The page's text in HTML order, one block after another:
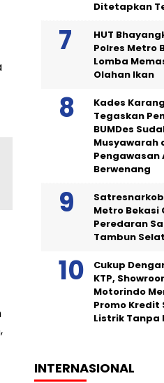
Ditetapkan
HUT
Polres Metro
Lomba
Olahan Ikan
Kades
Tegaskan
BUMDes
Musyawarah
Pengawasan
Berwenang
Metro Bekasi
Peredaran
Tambun
Cukup
KTP,
Motorindo
Promo Kredit
Listrik Tanpa
INTERNASIONAL